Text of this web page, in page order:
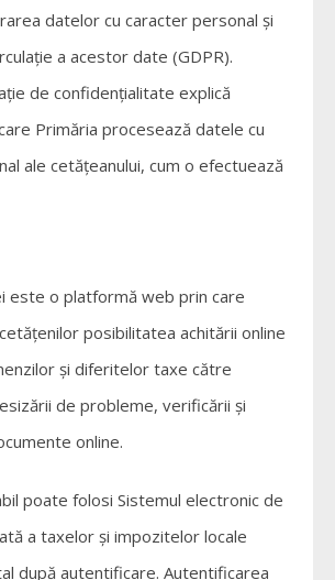
datelor cu caracter personal și
a acestor date (GDPR).
de confidențialitate explică
Primăria procesează datele cu
ale cetățeanului, cum o efectuează
este o platformă web prin care
posibilitatea achitării online
și diferitelor taxe către
de probleme, verificării și
online.
poate folosi Sistemul electronic de
a taxelor și impozitelor locale
după autentificare. Autentificarea